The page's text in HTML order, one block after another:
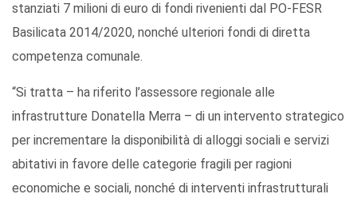
stanziati 7 milioni di euro di fondi rivenienti dal PO-FESR
Basilicata 2014/2020, nonché ulteriori fondi di diretta
competenza comunale.
“Si tratta – ha riferito l’assessore regionale alle
infrastrutture Donatella Merra – di un intervento strategico
per incrementare la disponibilità di alloggi sociali e servizi
abitativi in favore delle categorie fragili per ragioni
economiche e sociali, nonché di interventi infrastrutturali